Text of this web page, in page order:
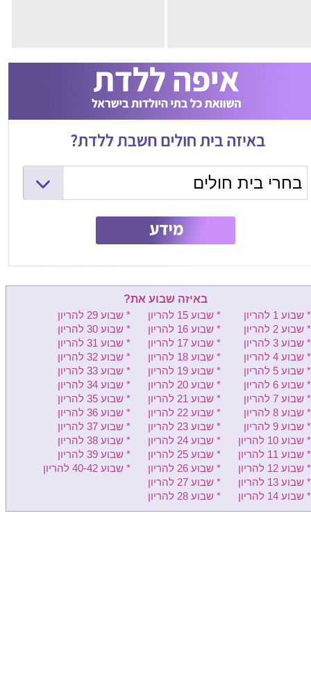
בחרי בית חולים
המרכז הרפואי שמיר (אסף הרופא)
ליס (איכילוב) - יולדות
בילינסון - יולדות
העמק - יולדות
שיבא - יולדות
מעייני הישועה - יולדות
קפלן - יולדות
מאיר - יולדות
הלל יפה - יולדות
לניאדו - יולדות
רמב"ם יולדות
באיזה שבוע את?
* שבוע 1 להריון
* שבוע 2 להריון
* שבוע 3 להריון
* שבוע 4 להריון
* שבוע 5 להריון
* שבוע 6 להריון
* שבוע 7 להריון
* שבוע 8 להריון
* שבוע 9 להריון
* שבוע 10 להריון
* שבוע 11 להריון
* שבוע 12 להריון
* שבוע 13 להריון
* שבוע 14 להריון
* שבוע 15 להריון
* שבוע 16 להריון
* שבוע 17 להריון
* שבוע 18 להריון
* שבוע 19 להריון
* שבוע 20 להריון
* שבוע 21 להריון
* שבוע 22 להריון
* שבוע 23 להריון
* שבוע 24 להריון
* שבוע 25 להריון
* שבוע 26 להריון
* שבוע 27 להריון
* שבוע 28 להריון
* שבוע 29 להריון
* שבוע 30 להריון
* שבוע 31 להריון
* שבוע 32 להריון
* שבוע 33 להריון
* שבוע 34 להריון
* שבוע 35 להריון
* שבוע 36 להריון
* שבוע 37 להריון
* שבוע 38 להריון
* שבוע 39 להריון
* שבוע 40-42 להריון